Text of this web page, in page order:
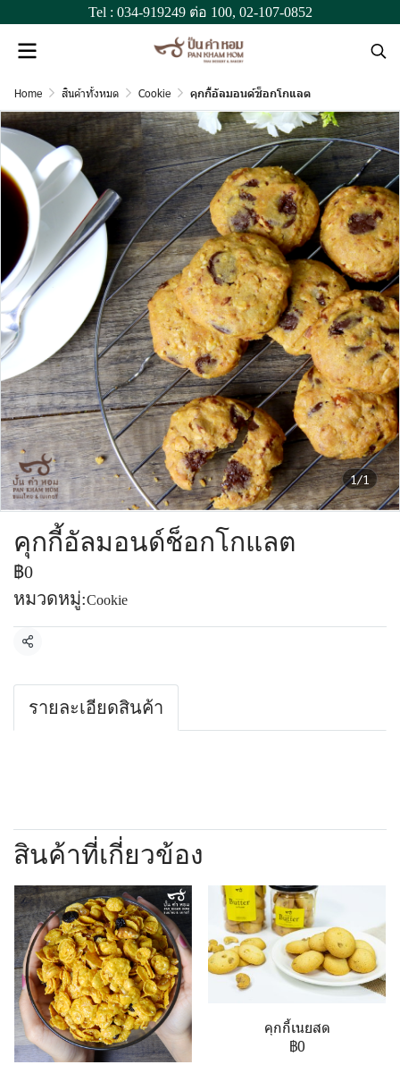
Tel : 034-919249ต่อ 100, 02-107-0852
Home สินค้าทั้งหมด Cookie คุกกี้อัลมอนด์ช็อกโกแลต
1/1
คุกกี้อัลมอนด์ช็อกโกแลต
฿0
หมวดหมู่:Cookie
แชร์
รายละเอียดสินค้า
สินค้าที่เกี่ยวข้อง
คุกกี้เนยสด
฿0